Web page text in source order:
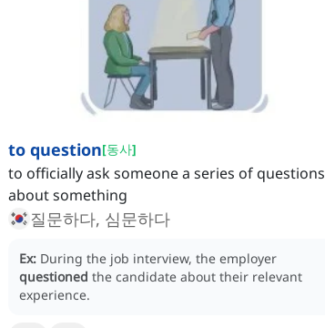
to question[동사]
to officially ask someone a series of questions
about something
질문하다, 심문하다
Ex: During the job interview, the employer
questioned the candidate about their relevant
experience.